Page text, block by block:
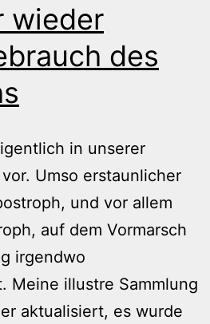
wieder
des
in unserer
Umso erstaunlicher
und vor allem
auf dem Vormarsch
irgendwo
Meine illustre Sammlung
aktualisiert, es wurde